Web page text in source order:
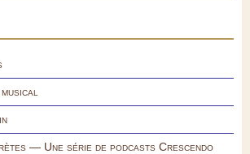
— Une série de podcasts Crescendo